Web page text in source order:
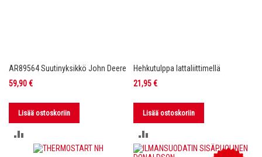
AR89564 Suutinyksikkö John Deere
59,90 €
Lisää ostoskoriin
VERTAILUUN
Hehkutulppa lattaliittimellä
21,95 €
Lisää ostoskoriin
VERTAILUUN